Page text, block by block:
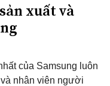
xuất và
của Samsung luôn
nhân viên người